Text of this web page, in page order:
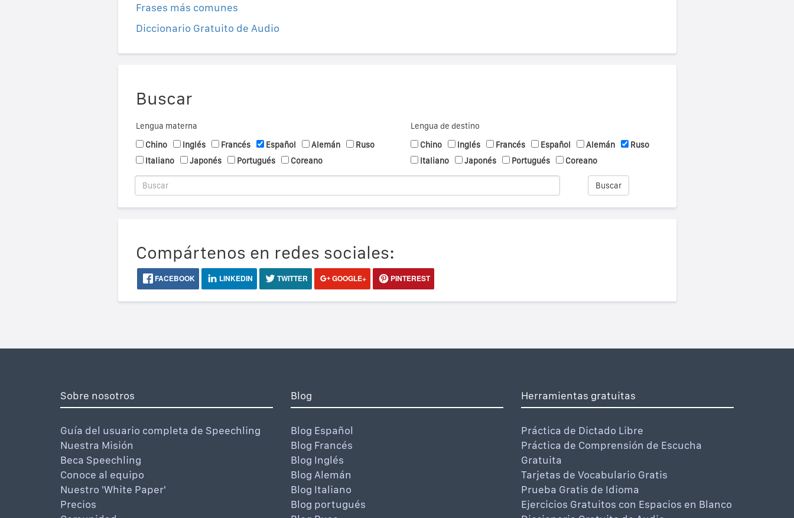
Frases más comunes
Diccionario Gratuito de Audio
Buscar
Lengua materna
Chino
Inglés Francés Español Alemán
Ruso
Italiano
Japonés Portugués Coreano
Lengua de destino
Chino
Inglés Francés Español Alemán
Ruso
Italiano
Japonés Portugués Coreano
Buscar
Compártenos en redes sociales:
FACEBOOK LINKEDIN TWITTER GOOGLE+ PINTEREST
Sobre nosotros
Guía del usuario completa de Speechling
Nuestra Misión
Beca Speechling
Conoce al equipo
Nuestro 'White Paper'
Precios
Blog
Blog Español
Blog Francés
Blog Inglés
Blog Alemán
Blog Italiano
Blog portugués
Herramientas gratuitas
Práctica de Dictado Libre
Práctica de Comprensión de Escucha
Gratuita
Tarjetas de Vocabulario Gratis
Prueba Gratis de Idioma
Ejercicios Gratuitos con Espacios en Blanco